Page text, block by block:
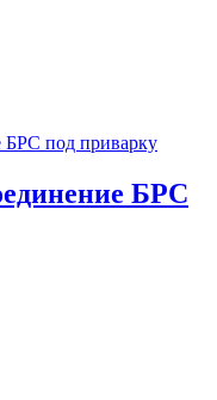
БРС